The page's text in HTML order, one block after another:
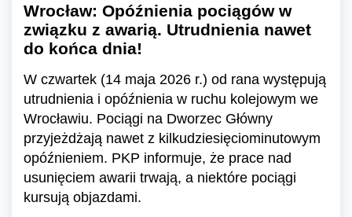
Wrocław: Opóźnienia pociągów w
związku z awarią. Utrudnienia nawet
do końca dnia!
W czwartek (14 maja 2026 r.) od rana występują
utrudnienia i opóźnienia w ruchu kolejowym we
Wrocławiu. Pociągi na Dworzec Główny
przyjeżdżają nawet z kilkudziesięciominutowym
opóźnieniem. PKP informuje, że prace nad
usunięciem awarii trwają, a niektóre pociągi
kursują objazdami.